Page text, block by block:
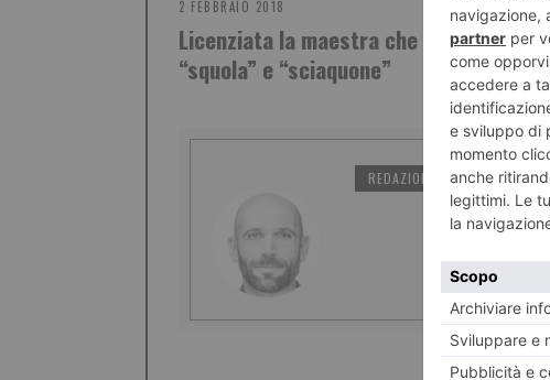
2 FEBBRAIO 2018
Licenziata la maestra che scriveva
“squola” e “sciaquone”
REDAZIONE IL TORINESE